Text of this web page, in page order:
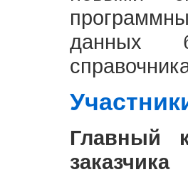
данных
Главный
заказчика